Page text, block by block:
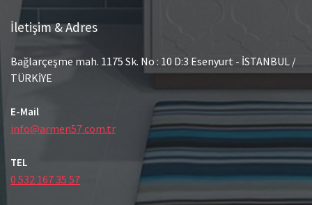
İletişim & Adres
Bağlarçeşme mah. 1175 Sk. No : 10 D:3 Esenyurt - İSTANBUL /
TÜRKİYE
E-Mail
info@armen57.com.tr
TEL
0 532 167 35 57